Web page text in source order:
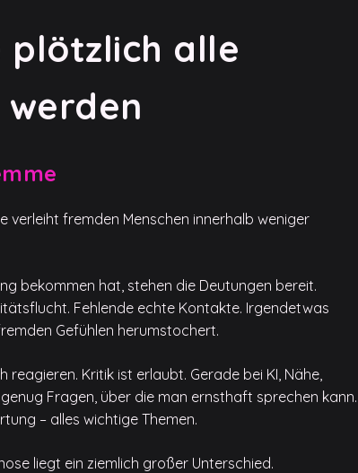
plötzlich alle
verleiht fremden Menschen innerhalb weniger
bekommen hat, stehen die Deutungen bereit.
Fehlende echte Kontakte. Irgendetwas
Gefühlen herumstochert.
Kritik ist erlaubt. Gerade bei KI, Nähe,
Fragen, über die man ernsthaft sprechen kann.
– alles wichtige Themen.
liegt ein ziemlich großer Unterschied.